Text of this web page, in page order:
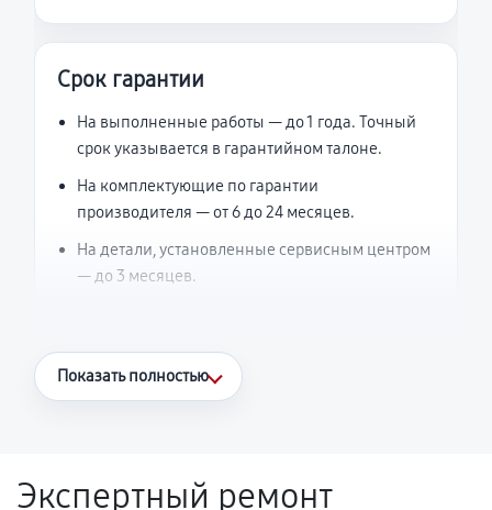
Срок гарантии
На выполненные работы — до 1 года. Точный
срок указывается в гарантийном талоне.
На комплектующие по гарантии
производителя — от 6 до 24 месяцев.
На детали, установленные сервисным центром
— до 3 месяцев.
Что считается гарантийным случаем
Поломка установленной детали при
Показать полностью
Экспертный ремонт